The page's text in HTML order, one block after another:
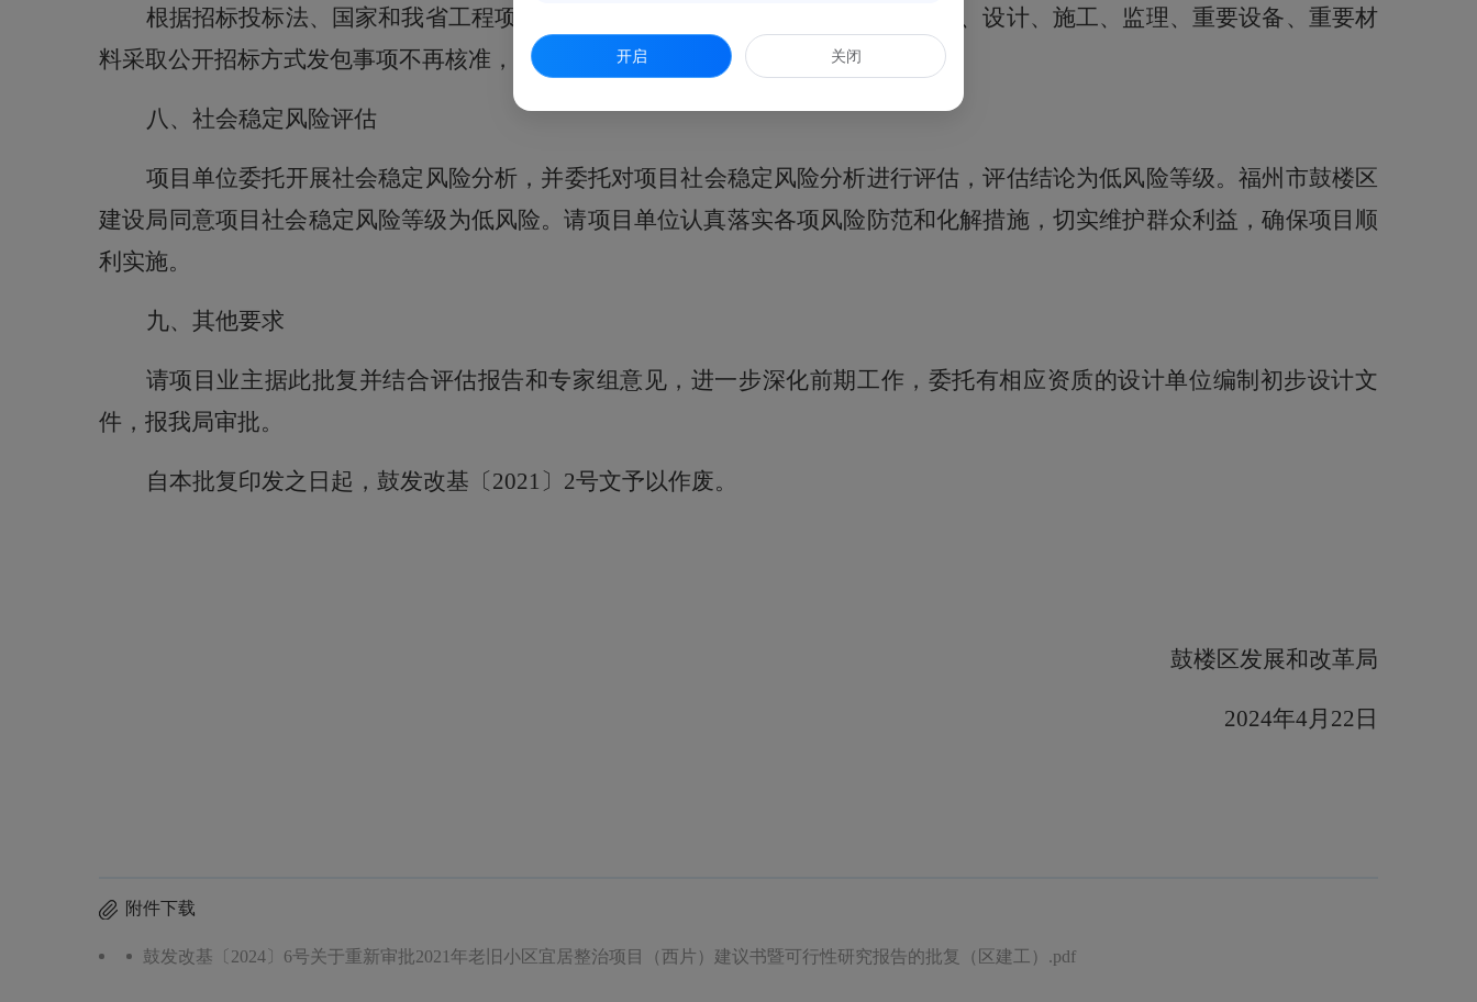
根据招标投标法、国家和我省工程项目招投标管理具体规定，项目单位申请勘察、设计、施工、监理、重要设备、重要材
料采取公开招标方式发包事项不再核准，请严格依法依规认真组织开展招投标活动。
八、社会稳定风险评估
项目单位委托开展社会稳定风险分析，并委托对项目社会稳定风险分析进行评估，评估结论为低风险等级。福州市鼓楼区
建设局 同意项目社会稳定风险等级为低风险。请项目单位认真落实各项风险防范和化解措施，切实维护群众利益，确保项目顺
利实施。
九、 其他要求
请项目业主据此批复 并结合评估报告和专家组意见，进一步深化前期工作，委托有相应资质的设计单位编制初步设计文
件，报我局审批。
自本批复印发之日起， 鼓发改基 〔2021 〕 2号文予以作废。
鼓楼区发展和改革局
2024年4 月 22日
附件下载
鼓发改基〔2024〕6号关于重新审批2021年老旧小区宜居整治项目（西片）建议书暨可行性研究报告的批复（区建工）.pdf
开启 关闭